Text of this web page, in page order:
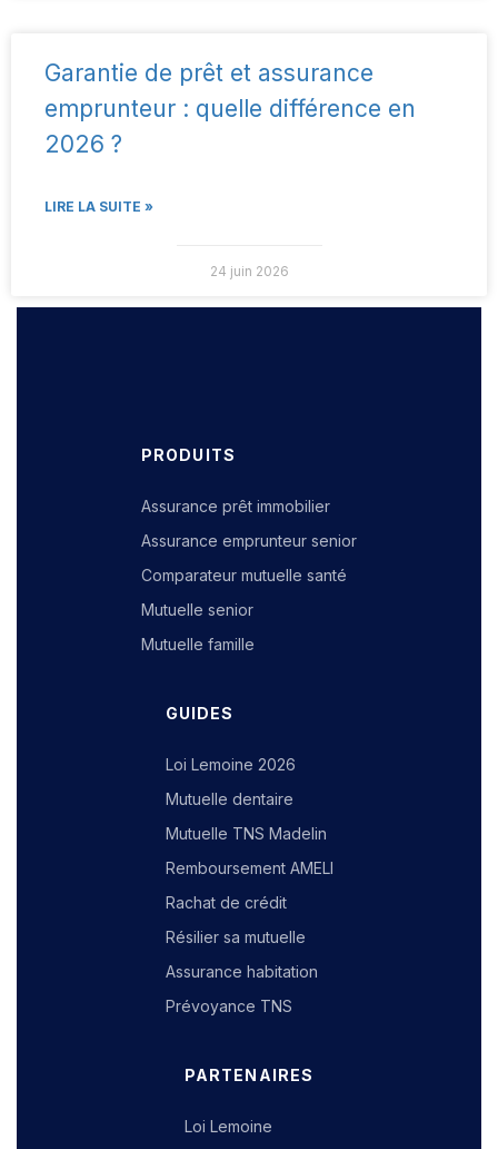
Garantie de prêt et assurance
emprunteur : quelle différence en
2026 ?
LIRE LA SUITE »
24 juin 2026
PRODUITS
Assurance prêt immobilier
Assurance emprunteur senior
Comparateur mutuelle santé
Mutuelle senior
Mutuelle famille
GUIDES
Loi Lemoine 2026
Mutuelle dentaire
Mutuelle TNS Madelin
Remboursement AMELI
Rachat de crédit
Résilier sa mutuelle
Assurance habitation
Prévoyance TNS
PARTENAIRES
Loi Lemoine